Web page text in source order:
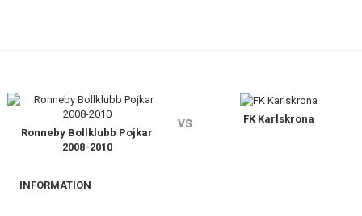
BILDGALLERI
DOKUMENT
KONTAKT
Ronneby Bollklubb Pojkar
2008-2010
vs FK Karlskrona
INFORMATION